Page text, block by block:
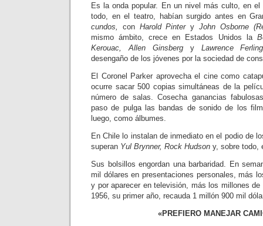
Es la onda popular. En un nivel más culto, en
todo, en el teatro, habían surgido antes en
cundos,
con Harold PinteryJohn Osborne
mismo ámbito, crece en Estados Unidos la
Kerouac, Allen Ginsbergy Lawrence
desengaño de los jóvenes por la sociedad de
El Coronel Parker aprovecha el ci­ne como
ocurre sacar 500 copias simultáneas de la
nú­mero de salas. Cosecha ganancias
paso de pulga las bandas de sonido de los
luego, como álbumes.
En Chile lo instalan de inmediato en el podio de
superan Yul Brynner, Rock Hudson y, sobre todo,
Sus bolsillos engordan una barba­ridad. En
mil dólares en presentaciones per­sonales, más
y por aparecer en televisión, más los millones
1956, su primer año, recauda 1 millón 900 mil
«PREFIERO MANEJAR